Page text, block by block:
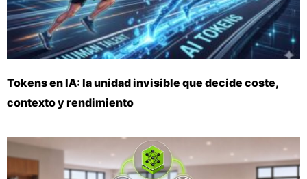
Tokens en IA: la unidad invisible que decide coste,
contexto y rendimiento